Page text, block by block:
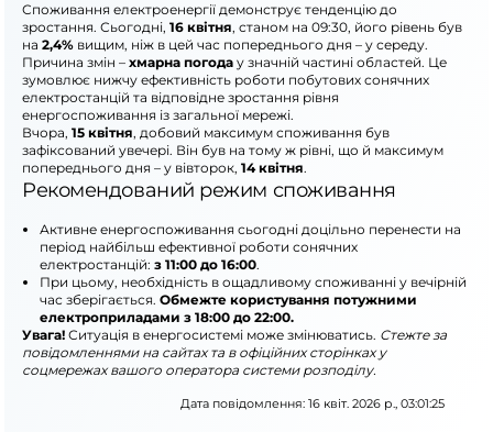
Споживання електроенергії демонструє тенденцію до
зростання. Сьогодні, 16 квітня, станом на 09:30, його рівень був
на 2,4% вищим, ніж в цей час попереднього дня – у середу.
Причина змін – хмарна погода у значній частині областей. Це
зумовлює нижчу ефективність роботи побутових сонячних
електростанцій та відповідне зростання рівня
енергоспоживання із загальної мережі.
Вчора, 15 квітня, добовий максимум споживання був
зафіксований увечері. Він був на тому ж рівні, що й максимум
попереднього дня – у вівторок, 14 квітня.
Рекомендований режим споживання
Активне енергоспоживання сьогодні доцільно перенести на
період найбільш ефективної роботи сонячних
електростанцій: з 11:00 до 16:00.
При цьому, необхідність в ощадливому споживанні у вечірній
час зберігається. Обмежте користування потужними
електроприладами з 18:00 до 22:00.
Увага! Ситуація в енергосистемі може змінюватись. Стежте за
повідомленнями на сайтах та в офіційних сторінках у
соцмережах вашого оператора системи розподілу.
Дата повідомлення: 16 квіт. 2026 р., 03:01:25